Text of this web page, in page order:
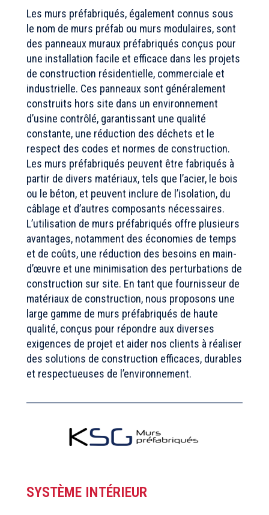
Les murs préfabriqués, également connus sous
le nom de murs préfab ou murs modulaires, sont
des panneaux muraux préfabriqués conçus pour
une installation facile et efficace dans les projets
de construction résidentielle, commerciale et
industrielle. Ces panneaux sont généralement
construits hors site dans un environnement
d’usine contrôlé, garantissant une qualité
constante, une réduction des déchets et le
respect des codes et normes de construction.
Les murs préfabriqués peuvent être fabriqués à
partir de divers matériaux, tels que l’acier, le bois
ou le béton, et peuvent inclure de l’isolation, du
câblage et d’autres composants nécessaires.
L’utilisation de murs préfabriqués offre plusieurs
avantages, notamment des économies de temps
et de coûts, une réduction des besoins en main-
d’œuvre et une minimisation des perturbations de
construction sur site. En tant que fournisseur de
matériaux de construction, nous proposons une
large gamme de murs préfabriqués de haute
qualité, conçus pour répondre aux diverses
exigences de projet et aider nos clients à réaliser
des solutions de construction efficaces, durables
et respectueuses de l’environnement.
SYSTÈME INTÉRIEUR